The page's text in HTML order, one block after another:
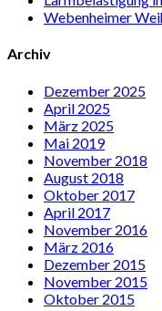
Webenheimer
Archiv
Dezember 2025
April 2025
März 2025
Mai 2019
November 2018
August 2018
Oktober 2017
April 2017
November 2016
März 2016
Dezember 2015
November 2015
Oktober 2015